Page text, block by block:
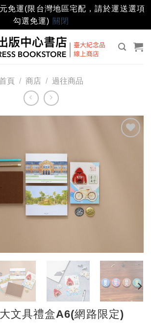
免運(限台灣地區宅配，請於運送選項
勾選免運) 關閉
頁 / 商店 / 過往商品
文具禮盒A6(網路限定)